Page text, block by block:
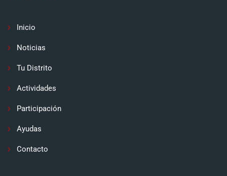
Inicio
Noticias
Tu Distrito
Actividades
Participación
Ayudas
Contacto